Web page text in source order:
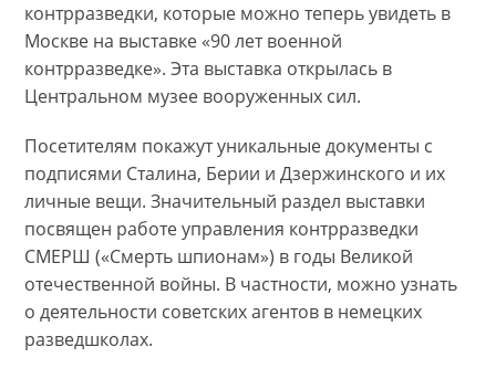
контрразведки, которые можно теперь увидеть в
Москве на выставке «90 лет военной
контрразведке». Эта выставка открылась в
Центральном музее вооруженных сил.
Посетителям покажут уникальные документы с
подписями Сталина, Берии и Дзержинского и их
личные вещи. Значительный раздел выставки
посвящен работе управления контрразведки
СМЕРШ («Смерть шпионам») в годы Великой
отечественной войны. В частности, можно узнать
о деятельности советских агентов в немецких
разведшколах.